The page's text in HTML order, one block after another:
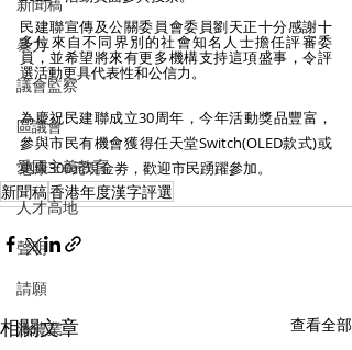
暴力
議會監察
區議會
愛國主義教育
人才高地
聲明
請願
漁農業
民建聯宣傳及公關委員會委員劉天正十分感謝十
多位來自不同界別的社會知名人士擔任評審委
員，並希望將來有更多機構支持這項盛事，令評
選活動更具代表性和公信力。
為慶祝民建聯成立30周年，今年活動獎品豐富，
參與市民有機會獲得任天堂Switch(OLED款式)或
惠康300元現金劵，歡迎市民踴躍參加。
新聞稿香港年度漢字評選
相關文章 查看全部